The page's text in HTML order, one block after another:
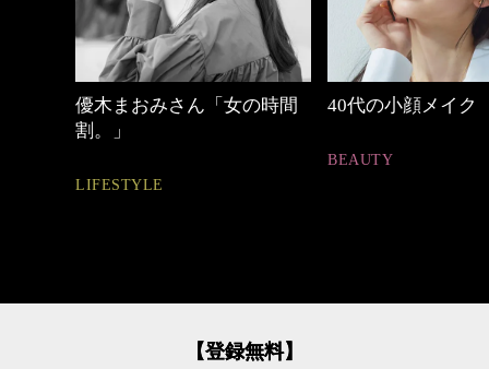
40代の小顔メイク
心地よくいられる
【登録無料】